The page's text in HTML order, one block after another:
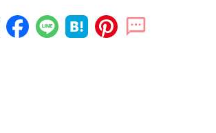
透明フタ付収納ボックス。luv.4696さんは衣